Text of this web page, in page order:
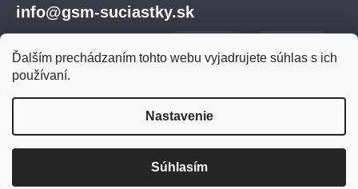
Ďalším prechádzaním tohto webu vyjadrujete súhlas s ich
používaní.
Nastavenie
Súhlasím
info@gsm-suciastky.sk
GSM súčiastky